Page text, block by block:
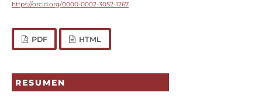
https://orcid.org/0000-0002-3052-1267
PDF HTML
RESUMEN